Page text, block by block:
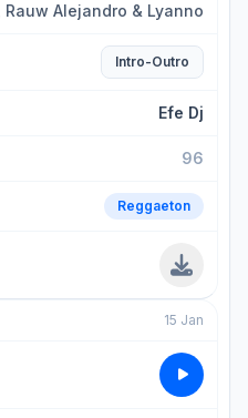
Rauw Alejandro & Lyanno
Intro-Outro
Efe Dj
96
Reggaeton
15 Jan